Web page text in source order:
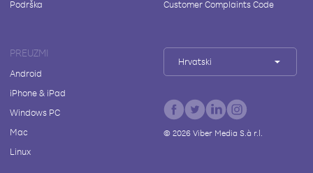
Podrška
Customer Complaints Code
PREUZMI
Android
iPhone & iPad
Windows PC
Mac
Linux
Hrvatski
© 2026Viber Media S.à r.l.